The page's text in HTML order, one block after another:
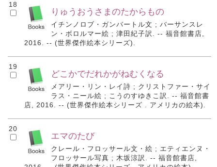
18
りゅうおうさまのたからもの
イチンノロブ・ガンバートル文 ; バーサンスレ
ン・ボロルマー絵 ; 津田紀子訳. -- 福音館書店,
2016. -- (世界傑作絵本シリーズ).
19
どこかでだれかがねむくなる
メアリー・リン・レイ詩 ; クリストファー・サイ
ラス・ニール絵 ; こうのすゆきこ訳. -- 福音館書
店, 2016. -- (世界傑作絵本シリーズ . アメリカの絵本).
20
エマのたび
クレール・フロッサール文・絵 ; エティエンヌ・
フロッサール写真 ; 木坂涼訳. -- 福音館書店,